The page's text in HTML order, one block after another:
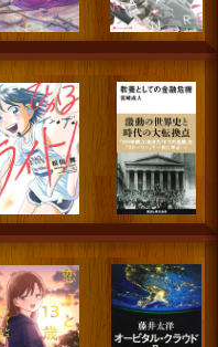
運営会社
による収益を得ていま